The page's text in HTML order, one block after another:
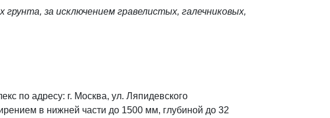
грунта, за исключением гравелистых, галечниковых,
по адресу: г. Москва, ул. Ляпидевского
в нижней части до 1500 мм, глубиной до 32